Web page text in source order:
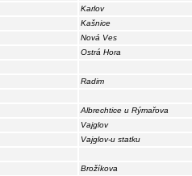
Karlov
Kašnice
Nová Ves
Ostrá Hora
Radim
Albrechtice u Rýmařova
Vajglov
Vajglov-u statku
Brožíkova